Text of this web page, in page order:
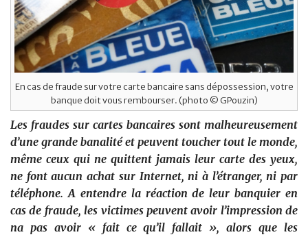
En cas de fraude sur votre carte bancaire sans dépossession, votre
banque doit vous rembourser. (photo © GPouzin)
Les fraudes sur cartes bancaires sont malheureusement
d’une grande banalité et peuvent toucher tout le monde,
même ceux qui ne quittent jamais leur carte des yeux,
ne font aucun achat sur Internet, ni à l’étranger, ni par
téléphone. A entendre la réaction de leur banquier en
cas de fraude, les victimes peuvent avoir l’impression de
na pas avoir « fait ce qu’il fallait », alors que les